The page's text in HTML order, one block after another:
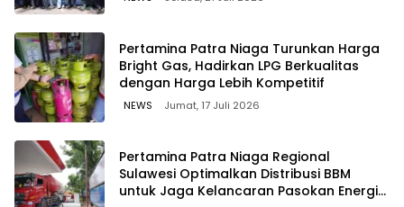
Pertamina Patra Niaga Turunkan Harga
Bright Gas, Hadirkan LPG Berkualitas
dengan Harga Lebih Kompetitif
NEWS Jumat, 17 Juli 2026
Pertamina Patra Niaga Regional
Sulawesi Optimalkan Distribusi BBM
untuk Jaga Kelancaran Pasokan Energi